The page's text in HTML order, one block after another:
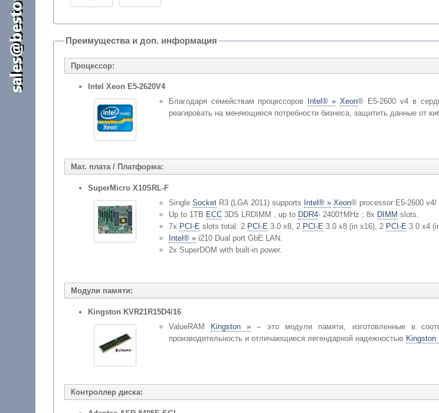
Преимущества и доп. информация
Процессор:
Intel Xeon E5-2620V4
Благодаря семействам процессоров
Intel® » Xeon® E5-2600 v4 в
реагировать на меняющиеся потребности бизнеса, защитить данные от
Мат. плата / Платформа:
SuperMicro X10SRL-F
Single SocketR3 (LGA 2011) supports Intel® » Xeon® processor E5-2600
Up to 1TB ECC3DS LRDIMM , up to DDR4- 2400†MHz ; 8x DIMM slots.
7x PCI-E slots total: 2 PCI-E 3.0 x8, 2 PCI-E 3.0 x8 (in x16), 2 PCI-E 3.0 x4
Intel® »i210 Dual port GbE LAN.
2x SuperDOM with built-in power.
Модули памяти:
Kingston KVR21R15D4/16
ValueRAM
Kingston »– это модули памяти, изготовленные в
производительность и отличающиеся легендарной надежностью Kingston
Контроллер диска: